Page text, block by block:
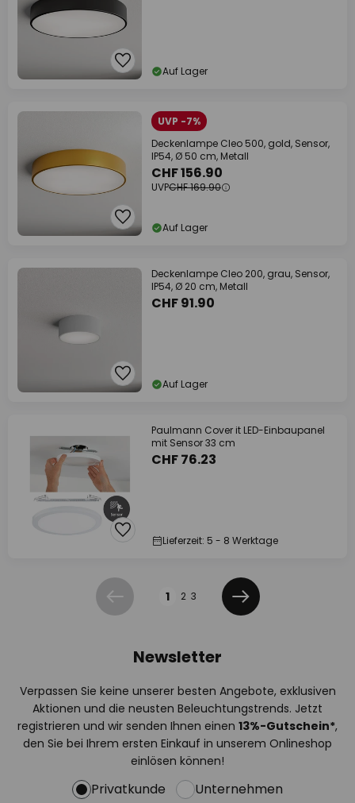
Auf Lager
UVP -7%
Deckenlampe Cleo 500, gold, Sensor,
IP54, Ø 50 cm, Metall
CHF 156.90
UVPCHF 169.90
Auf Lager
Deckenlampe Cleo 200, grau, Sensor,
IP54, Ø 20 cm, Metall
CHF 91.90
Auf Lager
Paulmann Cover it LED-Einbaupanel
mit Sensor 33 cm
CHF 76.23
Lieferzeit: 5 - 8 Werktage
Zurück 1 2 3
Weiter
Newsletter
Verpassen Sie keine unserer besten Angebote, exklusiven
Aktionen und die neusten Beleuchtungstrends. Jetzt
registrieren und wir senden Ihnen einen 13%-Gutschein*,
den Sie bei Ihrem ersten Einkauf in unserem Onlineshop
einlösen können!
Privatkunde Unternehmen